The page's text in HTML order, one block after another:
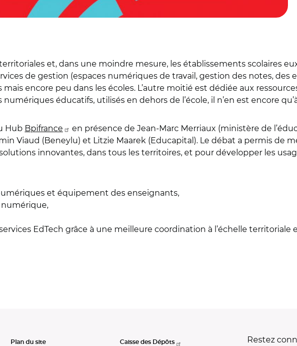
et, dans une moindre mesure, les établissements scolaires
de gestion (espaces numériques de travail, gestion des notes, des
encore peu dans les écoles. L’autre moitié est dédiée aux
éducatifs, utilisés en dehors de l’école, il n’en est encore
Hub Bpifrance
en présence de Jean-Marc Merriaux (ministère de
Viaud (Beneylu) et Litzie Maarek (Educapital). Le débat a permis de
innovantes, dans tous les territoires, et pour développer les
et équipement des enseignants,
EdTech grâce à une meilleure coordination à l’échelle
Plan du site Caisse des Dépôts Restez